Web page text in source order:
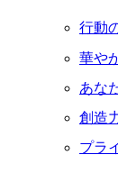
行動
華や
あな
創造
プラ